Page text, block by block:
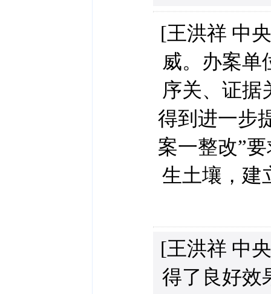
[王洪祥 中
威。办案单
序关、证据
得到进一步
案一整改”
生土壤，建
[王洪祥 中
得了良好效